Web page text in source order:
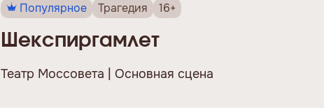
Популярное Трагедия 16+
Шекспиргамлет
Театр Моссовета | Основная сцена